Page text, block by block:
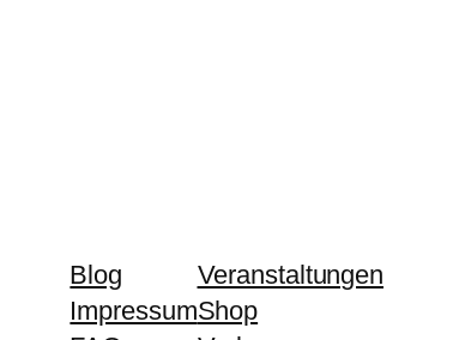
Blog
Impressum
Veranstaltungen
Shop